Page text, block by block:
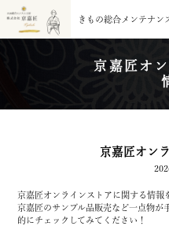
きもの総合メンテナン
京嘉匠オ
京嘉匠オン
京嘉匠オンラインストアに関する情報
京嘉匠のサンプル品販売など一点物が
的にチェックしてみてください！